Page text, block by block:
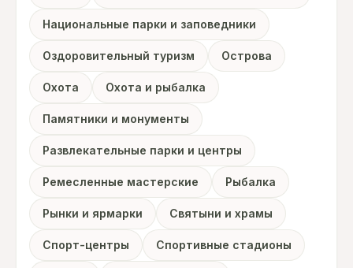
Национальные парки и заповедники
Оздоровительный туризм Острова
Охота Охота и рыбалка
Памятники и монументы
Развлекательные парки и центры
Ремесленные мастерские Рыбалка
Рынки и ярмарки Святыни и храмы
Спорт-центры Спортивные стадионы